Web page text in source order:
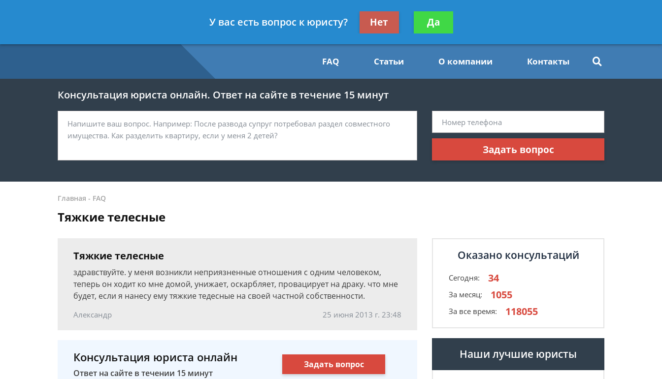
7 812 467-37-54
Получите консультацию
бесплатно
FAQ Статьи О компании Контакты
Консультация юриста онлайн. Ответ на сайте в течение 15 минут
Задать вопрос
Главная - FAQ
Тяжкие телесные
Тяжкие телесные
здравствуйте. у меня возникли неприязненные отношения с одним человеком,
теперь он ходит ко мне домой, унижает, оскарбляет, провацирует на драку. что мне
будет, если я нанесу ему тяжкие тедесные на своей частной собственности.
Александр 25 июня 2013 г. 23:48
Консультация юриста онлайн
Ответ на сайте в течении 15 минут
Задать вопрос
Оказано консультаций
Сегодня: 34
За месяц: 1055
За все время: 118055
Наши лучшие юристы
У вас есть вопрос к юристу? Нет Да